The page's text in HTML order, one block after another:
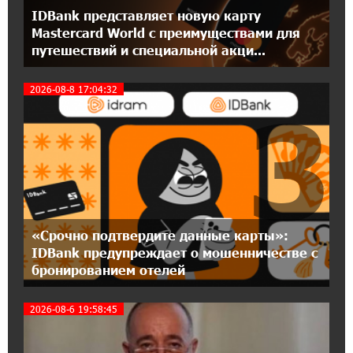
12:55:34 16-07-2026
При поддержке Ucom в Шенаване
10 кВт
20:31:19 14-07-2026
Юнибанк разыграет поездку в Италию среди
новых держателей карт Mastercard World
«Travel»
16:43:19 14-07-2026
Москва–Баку: есть разногласия, но связи
сохраняются. А мы что делаем?
День благодарности клиентам в Ванадзоре:
IDBank
IDBank представляет новую карту
Mastercard World с преимуществами для
путешествий и специальной акци...
2026-08-8 17:04:32
«Срочно подтвердите данные карты»:
IDBank предупреждает о мошенничестве с
бронированием отелей
3
2026-08-6 19:58:45